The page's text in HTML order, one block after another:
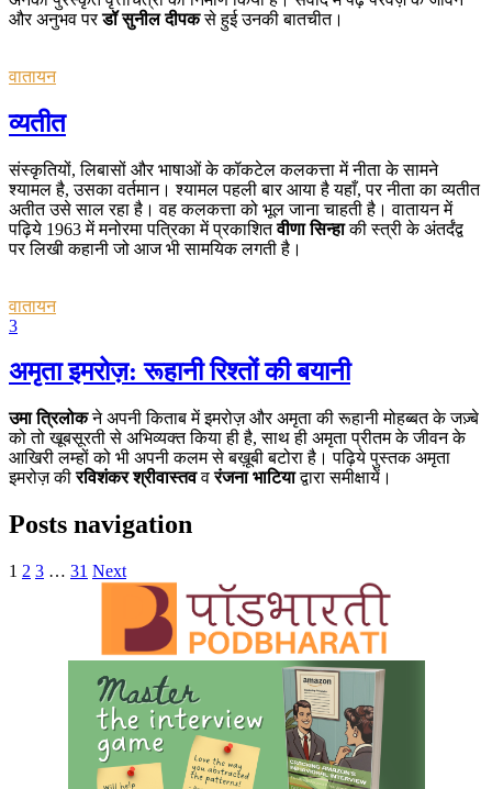
और अनुभव परडॉ सुनील दीपकसे हुई उनकी बातचीत।
वातायन
व्यतीत
संस्कृतियों, लिबासों और भाषाओं के कॉकटेल कलकत्ता में नीता के सामने
श्यामल है, उसका वर्तमान। श्यामल पहली बार आया है यहाँ, पर नीता का व्यतीत
अतीत उसे साल रहा है। वह कलकत्ता को भूल जाना चाहती है। वातायन में
पढ़िये 1963 में मनोरमा पत्रिका में प्रकाशितवीणा सिन्हाकी स्त्री के अंतर्दंद्व
पर लिखी कहानी जो आज भी सामयिक लगती है।
वातायन
3
अमृता इमरोज़: रूहानी रिश्तों की बयानी
उमा त्रिलोकने अपनी किताब में इमरोज़ और अमृता की रूहानी मोहब्बत के जज़्बे
को तो खूबसूरती से अभिव्यक्त किया ही है, साथ ही अमृता प्रीतम के जीवन के
आखिरी लम्हों को भी अपनी कलम से बख़ूबी बटोरा है। पढ़िये पुस्तक अमृता
इमरोज़ कीरविशंकर श्रीवास्तववरंजना भाटियाद्वारा समीक्षायें।
Posts navigation
1 2 3 … 31 Next